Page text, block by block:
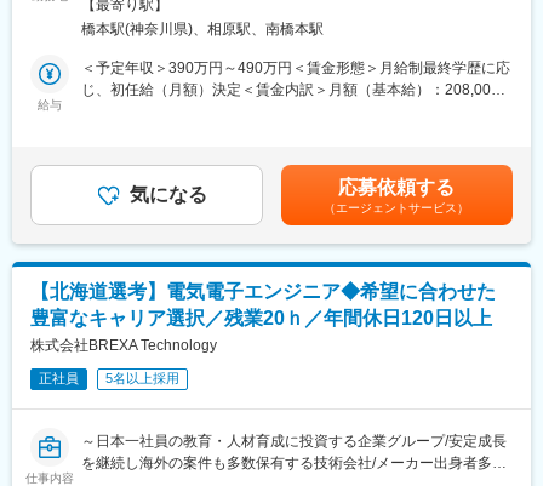
践×自己学習」のサイクルで学習可
・卒業制度：客先への転籍を後押ししています。客先から打診の
のち、面談後納得したうえで転籍可。直接雇用を前提とした常駐
先が増えてきているため、早い方で1年、平均的には2～3年で打
人材会社から製造支援会社・人材教育会社へとシフトし、今後は
エンジニアの採用拡大まで行っている当社。社員・顧客・会社が
WIN・WIN・WINの関係を構築できる事業を行えることが魅力と
★働きやすさ★
定着率90%以上／待機期間の給与100％保障／年間休日124日／平
均残業時間15時間程度／社宅制度充実
★大手企業との取引実績多数★
大手自動車・航空機・人工衛星・半導体・産業機械など、広範な
分野での機械設計に携わるエンジニアの派遣事業を展開しており
ます。
★その他★
エンジニアファーストの社風／入社後2年間、毎月3000円の支給
す。さまざまな業界・メーカーのものづくりに挑戦でき、基礎研
究や製品企画段階に携わることも可能です。
※各種手続きや研修準備のため、入社日より前にオリエンテーショ
ンや面談の実施を想定しております。
グ回路、デジタル回路、LSI、基板、高周波、電源、マイコン、シ
ーケンス制御等）の開発・設計・試作・解析等の上流工程に携わ
・未経験・微経験の方でも入社後に3ヵ月程研修・教育期間を設け
ており、新卒入社者と同等の手厚いフォローを受けることが可能
です。
・技術研修中もお給料はお支払いいたします。研修にかかる費用
はすべて会社負担です。
■同社で働くメリット：
【経営の安定】
自己資本比率65.8％で経営安定(※通常40％以上で健全)／さらに売
上・経常利益ともに年々増加傾向／株式上場後は20年以上黒字経
【最寄り駅】
橋本駅(神奈川県)、相原駅、南橋本駅
給与
＜予定年収＞390万円～490万円＜賃金形態＞月給制最終学歴に応
じ、初任給（月額）決定＜賃金内訳＞月額（基本給）：208,000
250,000円・高専5年制／230,000円・専門4年制／220,000円・専
門3年制／214,000円・短大、専門2年制／208,000円賃金はあくま
でも目安の金額であり、選考を通じて上下する可能性がありま
す。月給(月額)は固定手当を含めた表記です。
気になる 応募依頼する
（エージェントサービス）
【北海道選考】電気電子エンジニア◆希望に合わせた
豊富なキャリア選択／残業20ｈ／年間休日120日以上
株式会社BREXA Technology
正社員 5名以上採用
仕事内容
～日本一社員の教育・人材育成に投資する企業グループ/安定成長
を継続し海外の案件も多数保有する技術会社/メーカー出身者多数/